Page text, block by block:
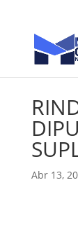
Abr 13,